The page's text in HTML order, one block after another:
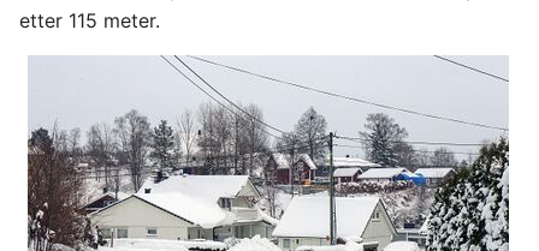
etter 115 meter.